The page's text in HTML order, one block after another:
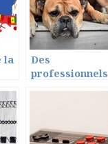
la
Des
professionnels